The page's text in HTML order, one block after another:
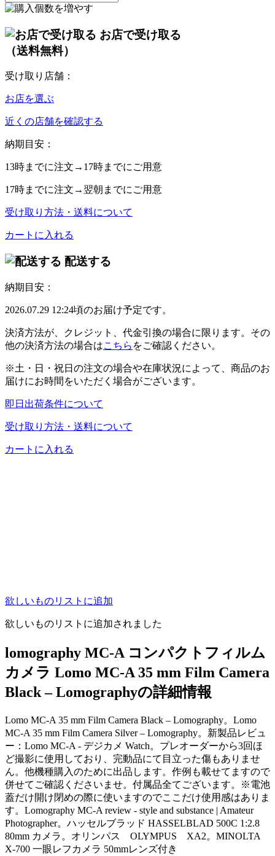
お店で受け取る
（送料無料）
受け取り店舗：
お店を選ぶ
近くの店舗を確認する
納期目安：
13時までに注文→ 17時までにご用意
17時までに注文→ 翌朝 までにご用意
受け取り方法・送料について
カートに入れる
配送する
納期目安：
2026.07.29 12:24頃のお届け予定です。
決済方法が、クレジット、代金引換の場合に限ります。その
他の決済方法の場合はこちら をご確認ください。
※土・日・祝日の注文の場合や在庫状況によって、商品のお
届けにお時間をいただく場合がございます。
即日出荷条件について
受け取り方法・送料について
カートに入れる
欲しいものリストに追加
欲しいものリストに追加されました
lomography MC-A コンパクトフィルム
カメラ Lomo MC-A 35 mm Film Camera
Black – Lomographyの詳細情報
Lomo MC-A 35 mm Film Camera Black – Lomography。Lomo
MC-A 35 mm Film Camera Silver – Lomography。新製品レビュ
ー：Lomo MC-A - デジカメ Watch。プレオーダーから3回ほ
ど撮影に使用しており、完動品にて目立った傷もありませ
ん。他機種購入のために出品します。作例も載せてますので
併せてご確認くださいませ。付属品全てございます。※電池
蓋だけ開け閉めの際に使いますのでここだけ使用感はありま
す。Lomography MC-A review - style and substance | Amateur
Photographer。ハッセルブラッド HASSELBLAD 500C 1:2.8
80mm カメラ。オリンパス OLYMPUS XA2。MINOLTA
X-700 一眼レフカメラ 50mmレンズ付き